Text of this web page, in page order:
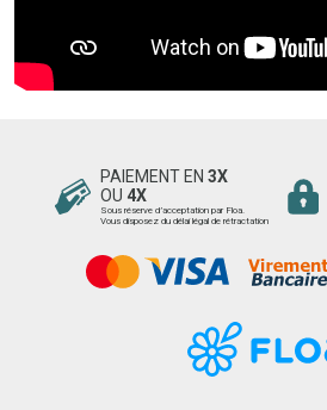
PAIEMENT EN 3X
OU 4X
Sous réserve d’acceptation par Floa.
Vous disposez du délai légal de rétractation